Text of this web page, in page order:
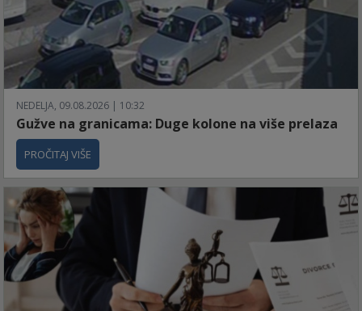
NEDELJA, 09.08.2026 | 10:32
Gužve na granicama: Duge kolone na više prelaza
PROČITAJ VIŠE